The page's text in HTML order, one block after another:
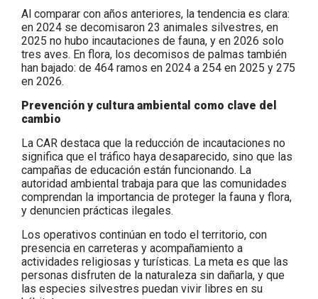
Al comparar con años anteriores, la tendencia es clara:
en 2024 se decomisaron 23 animales silvestres, en
2025 no hubo incautaciones de fauna, y en 2026 solo
tres aves. En flora, los decomisos de palmas también
han bajado: de 464 ramos en 2024 a 254 en 2025 y 275
en 2026.
Prevención y cultura ambiental como clave del
cambio
La CAR destaca que la reducción de incautaciones no
significa que el tráfico haya desaparecido, sino que las
campañas de educación están funcionando. La
autoridad ambiental trabaja para que las comunidades
comprendan la importancia de proteger la fauna y flora,
y denuncien prácticas ilegales.
Los operativos continúan en todo el territorio, con
presencia en carreteras y acompañamiento a
actividades religiosas y turísticas. La meta es que las
personas disfruten de la naturaleza sin dañarla, y que
las especies silvestres puedan vivir libres en su